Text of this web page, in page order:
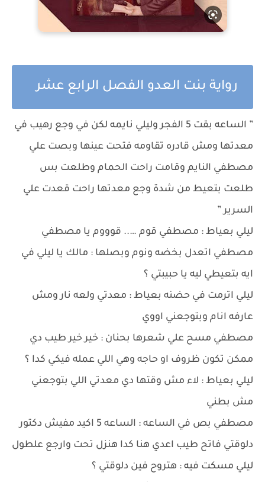
رواية بنت العدو الفصل الرابع عشر
” الساعه بقت 5 الفجر وليلي نايمه لكن في وجع رهيب في
معدتها ومش قادره تقاومه فتحت عينها وبصت علي
مصطفي النايم وقامت راحت الحمام وطلعت بس
طلعت بتعيط من شدة وجع معدتها راحت قعدت علي
السرير ”
ليلي بعياط : مصطفي قوم ….. قوووم يا مصطفي
مصطفي اتعدل بخضه ونوم وبصلها : مالك يا ليلي في
ايه بتعيطي ليه يا حبيبتي ؟
ليلي اترمت في حضنه بعياط : معدتي ولعه نار ومش
عارفه انام وبتوجعني اووي
مصطفي مسح علي شعرها بحنان : خير خير طيب دي
ممكن تكون ظروف او حاجه وهي اللي عمله فيكي كدا ؟
ليلي بعياط : لاء مش وقتها دي معدتي اللي بتوجعني
مش بطني
مصطفي بص في الساعه : الساعه 5 اكيد مفيش دكتور
دلوقتي فاتح طيب اعدي هنا كدا هنزل تحت وارجع علطول
ليلي مسكت فيه : هتروح فين دلوقتي ؟